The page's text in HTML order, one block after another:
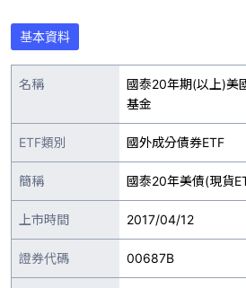
基本資料
名稱
國泰20年期(以上)美
基金
ETF類別 國外成分債券ETF
簡稱 國泰20年美債(現貨
上市時間 2017/04/12
證券代碼 00687B